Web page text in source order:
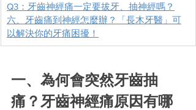
Q3：牙齒神經痛一定要拔牙、抽神經嗎？
六、牙齒痛到神經怎麼辦？「長木牙醫」可
以解決你的牙痛困擾！
一、為何會突然牙齒抽
痛？牙齒神經痛原因有哪